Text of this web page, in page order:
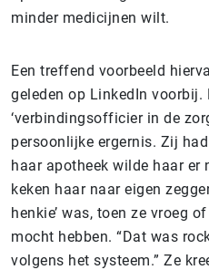
minder medicijnen wilt.
Een treffend voorbeeld
geleden op LinkedIn voorbij.
‘verbindingsofficier in de
persoonlijke ergernis. Zij
haar apotheek wilde haar er
keken haar naar eigen
henkie’ was, toen ze vroeg
mocht hebben. “Dat was
volgens het systeem.” Ze